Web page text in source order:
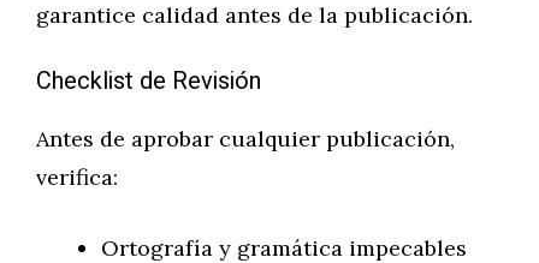
garantice calidad antes de la publicación.
Checklist de Revisión
Antes de aprobar cualquier publicación,
verifica:
Ortografía y gramática impecables